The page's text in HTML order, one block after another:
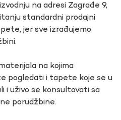
na adresi Zagrađe 9,
standardni prodajni
jer sve izrađujemo
na kojima
pogledati i tapete koje se u
i uživo se konsultovati sa
porudžbine.